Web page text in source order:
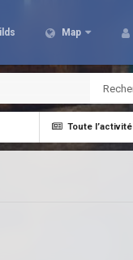
Map
Toute l’activité